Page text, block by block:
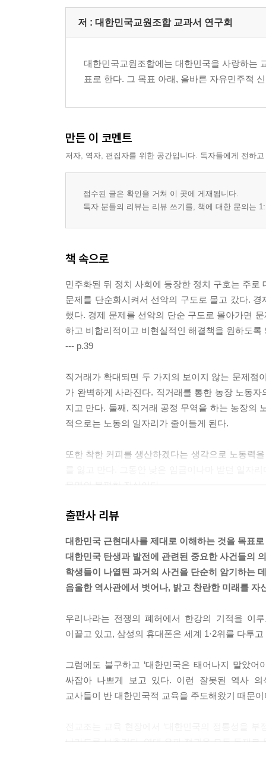
(2) 시장경제
(3) 시장경제와 정부
(1) 자유롭고 평등한 시민
(2) 민주 정치의 실현
Ⅲ. 대한민국 이전의 사회
1. 구한말 사회
2. 일제 시대 사회
Ⅳ. 대한민국이 걸어온 길
1. 시련 속에 이루어진 건국 대업
(1) 건국 직후의 위기
(2) 6·25전쟁
(3) 민주주의 학습
2. 부국, 산업화와 근대화 혁명
(1) 4·19민주혁명과 민주당 정부의 좌절
(2) 5·16군사정변, 근대화로의 길
(4) 중화학공업화와 국가 개발
3. 개인 자유의 신장(1980~1990년대)
(2) 수준 높은 시장경제로 가는 길목
4. 세계 속의 대한민국(1990년대 이후부터 현재까
(1) 평화로운 정권 교체와 양극화된 정치
(2) 원조받던 나라에서 원조하는 나라로
Ⅴ. 대한민국이 나아가야 할 길
1. 과학 기술과 사회 변화
(1) 과학적인 사회생활
(2) 과학 기술과 문명의 발달
저 : 대한민국교원조합 교과서 연구회
대한민국교원조합에는 대한민국을 사랑하는
표로 한다. 그 목표 아래, 올바른 자유민주적
만든 이 코멘트
저자, 역자, 편집자를 위한 공간입니다. 독자들에게 전하
접수된 글은 확인을 거쳐 이 곳에 게재됩니다.
독자 분들의 리뷰는 리뷰 쓰기를, 책에 대한 문의는
책 속으로
민주화된 뒤 정치 사회에 등장한 정치 구호는 주
문제를 단순화시켜서 선악의 구도로 몰고 갔다.
했다. 경제 문제를 선악의 단순 구도로 몰아가면
하고 비합리적이고 비현실적인 해결책을 원하도록
--- p.39
직거래가 확대되면 두 가지의 보이지 않는 문제점
가 완벽하게 사라진다. 직거래를 통한 농장 노동
지고 만다. 둘째, 직거래 공정 무역을 하는 농장의
적으로는 노동의 일자리가 줄어들게 된다.
또한 착한 커피를 생산하겠다는 생각으로 노동력
무역의 불편한 진실이다.
공화국의 선언이었다. 모든 국민에게 기본적인
되었다. 군주제의 조선 왕조와는 지향점 자체가
요소들을 지켜왔기에, 우리나라는 씩씩하게 발전
--- p.101
개인의 자유와 인권을 최고의 가치로 여기는 자
피아적 세상을 꿈꾸는 공산사회주의 정치 사상은
북한 지역의 소련군과 공산주의자들은 1946년 2
토지 무상 분배는 소유권이 없이 경작권만을 주
급으로 공산국가가 건설되고 있었다. 공산주의에
출판사 리뷰
대한민국 근현대사를 제대로 이해하는 것을 목표
대한민국 탄생과 발전에 관련된 중요한 사건들의
학생들이 나열된 과거의 사건을 단순히 암기하는
음울한 역사관에서 벗어나, 밝고 찬란한 미래를
우리나라는 전쟁의 폐허에서 한강의 기적을 이
이끌고 있고, 삼성의 휴대폰은 세계 1·2위를 다투
그럼에도 불구하고 ‘대한민국은 태어나지 말았
싸잡아 나쁘게 보고 있다. 이런 잘못된 역사 의
교사들이 반 대한민국적 교육을 주도해왔기 때문이
나가도록 부추겼다. 역대 우파 정권을 모두 독재